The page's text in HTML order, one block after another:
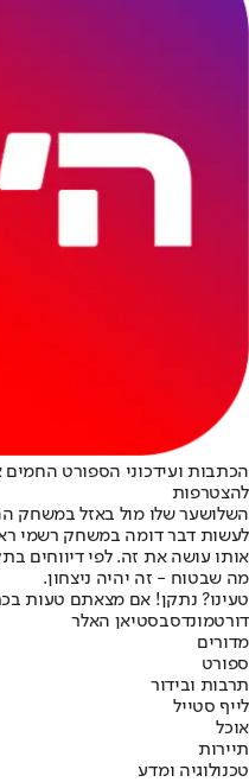
הכתבות ועידכוני הספורט החמים
להצטרפות
השלושער שלו מול באזל במשחק
לעשות דבר דומה במשחק רשמי
אותו עושה את זה. לפי דיווחים
מה שבטוח - זה יהיה ניצחון.
טעינו? נתקן! אם מצאתם טעות
דורטמונדסבסטיאן האלר
מדורים
ספורט
תרבות ובידור
לייף סטייל
אוכל
תיירות
טכנולוגיה ומדע